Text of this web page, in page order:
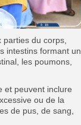
du corps,
intestins formant un
les poumons,
et peuvent inclure
ou de la
de pus, de sang,